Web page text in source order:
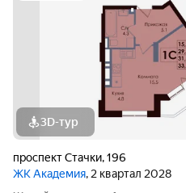
3D-тур
проспект Стачки,196
ЖК Академия, 2 квартал 2028